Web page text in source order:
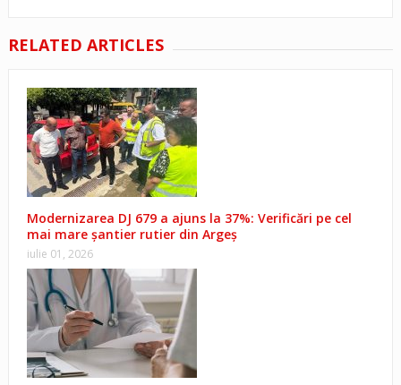
RELATED ARTICLES
Modernizarea DJ 679 a ajuns la 37%: Verificări pe cel
mai mare șantier rutier din Argeș
iulie 01, 2026